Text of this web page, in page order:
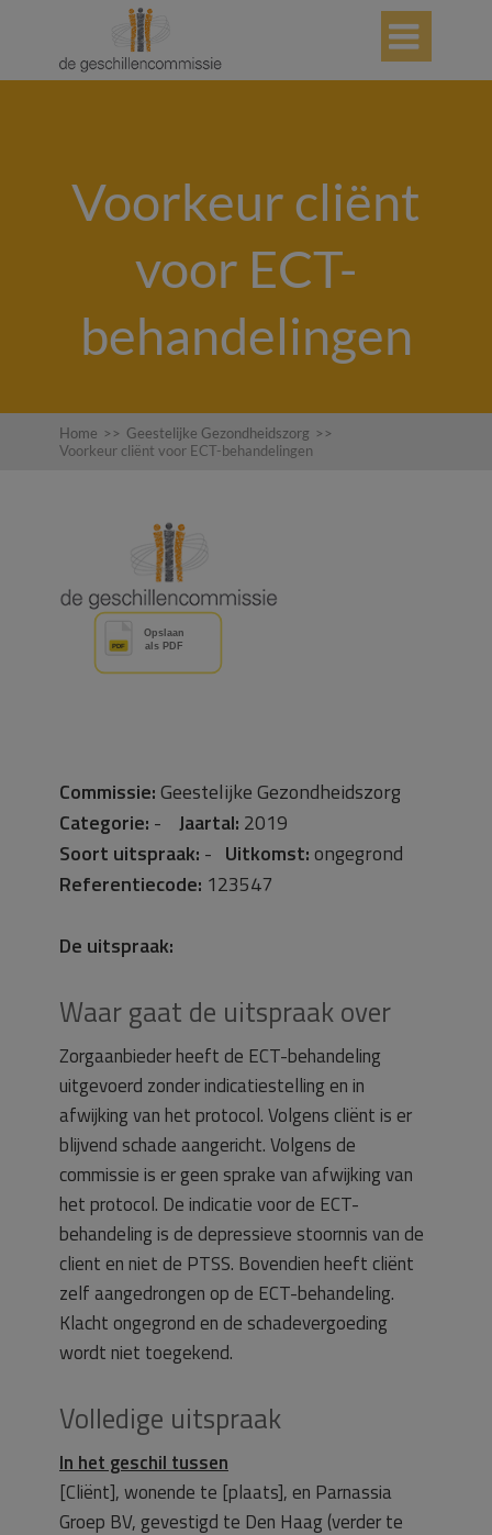

Voorkeur cliënt
voor ECT-
behandelingen
Home >> Geestelijke Gezondheidszorg >>
Voorkeur cliënt voor ECT-behandelingen
Commissie:Geestelijke Gezondheidszorg
Categorie: - Jaartal: 2019
Soort uitspraak: - Uitkomst:ongegrond
Referentiecode: 123547
De uitspraak:
Waar gaat de uitspraak over
Zorgaanbieder heeft de ECT-behandeling
uitgevoerd zonder indicatiestelling en in
afwijking van het protocol. Volgens cliënt is er
blijvend schade aangericht. Volgens de
commissie is er geen sprake van afwijking van
het protocol. De indicatie voor de ECT-
behandeling is de depressieve stoornnis van de
client en niet de PTSS. Bovendien heeft cliënt
zelf aangedrongen op de ECT-behandeling.
Klacht ongegrond en de schadevergoeding
wordt niet toegekend.
Volledige uitspraak
In het geschil tussen
[Cliënt], wonende te [plaats], en Parnassia
Groep BV, gevestigd te Den Haag (verder te